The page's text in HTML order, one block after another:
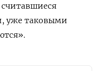
уже таковыми